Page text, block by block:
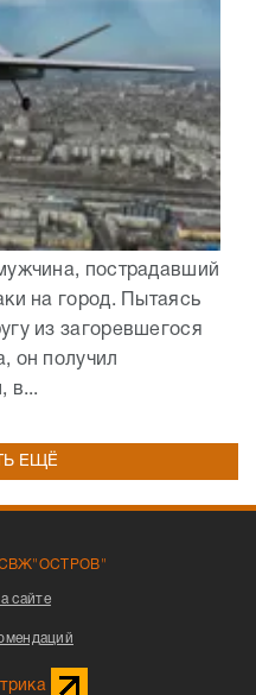
пострадавший
на город. Пытаясь
из загоревшегося
он получил
в...
ЕЩЁ
сайте